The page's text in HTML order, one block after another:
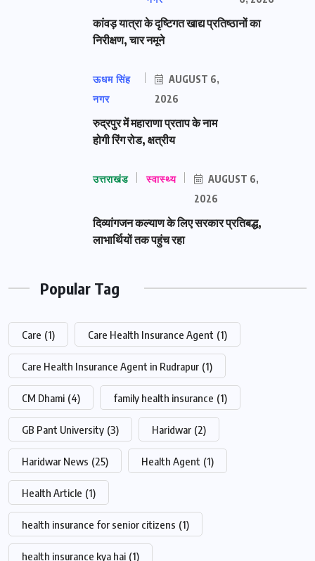
कांवड़ यात्रा के दृष्टिगत खाद्य प्रतिष्ठानों का
निरीक्षण, चार नमूने
ऊधम सिंह
नगर
AUGUST 6,
2026
रुद्रपुर में महाराणा प्रताप के नाम
होगी रिंग रोड, क्षत्रीय
उत्तराखंड स्वास्थ्य
AUGUST 6,
2026
दिव्यांगजन कल्याण के लिए सरकार प्रतिबद्ध,
लाभार्थियों तक पहुंच रहा
Popular Tag
Care (1) Care Health Insurance Agent (1)
Care Health Insurance Agent in Rudrapur (1)
CM Dhami (4) family health insurance (1)
GB Pant University (3) Haridwar (2)
Haridwar News (25) Health Agent (1)
Health Article (1)
health insurance for senior citizens (1)
health insurance kya hai (1)